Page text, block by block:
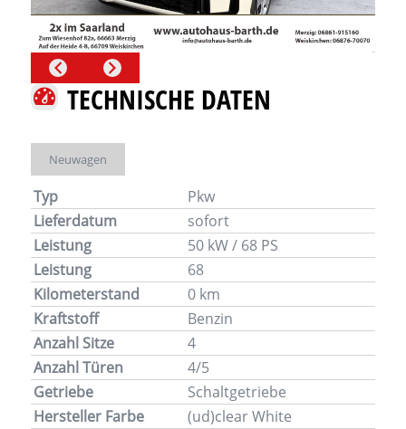
TECHNISCHE DATEN
Neuwagen
Typ
Pkw
Lieferdatum
sofort
Leistung
50 kW / 68 PS
Leistung
68
Kilometerstand
0 km
Kraftstoff
Benzin
Anzahl Sitze
4
Anzahl Türen
4/5
Getriebe
Schaltgetriebe
Hersteller Farbe
(ud)clear White